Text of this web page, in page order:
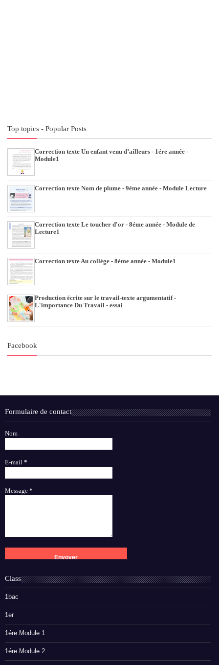
Top topics - Popular Posts
Correction texte Un enfant venu d’ailleurs - 1ére année -
Module1
Correction texte Nom de plume - 9éme année - Module Lecture
Correction texte Le toucher d'or - 8éme année - Module de
Lecture1
Correction texte Au collège - 8éme année - Module1
Production écrite sur le travail-texte argumentatif -
L'importance Du Travail - essai
Facebook
Formulaire de contact
Nom
E-mail *
Message *
Class
1bac
1er
1ére Module 1
1ére Module 2